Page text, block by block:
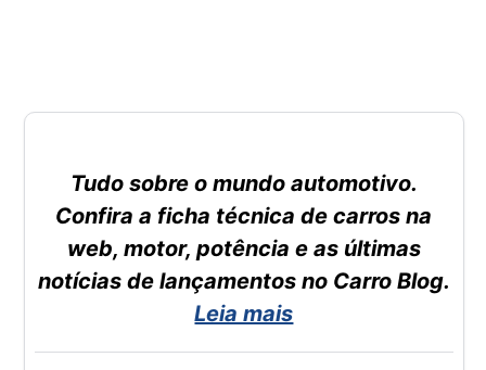
Tudo sobre o mundo automotivo.
Confira a ficha técnica de carros na
web, motor, potência e as últimas
notícias de lançamentos no Carro Blog.
Leia mais